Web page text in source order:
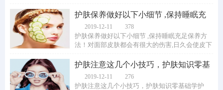
护肤保养做好以下小细节 ,保持睡眠充
足保养方法
2019-12-11 378
护肤保养做好以下小细节 ,保持睡眠充足保养方
法！对面部皮肤都会有很大的伤害,日久会使皮下
护肤注意这几个小技巧，护肤知识零基
础学护肤
2019-12-11 276
护肤注意这几个小技巧，护肤知识零基础学护